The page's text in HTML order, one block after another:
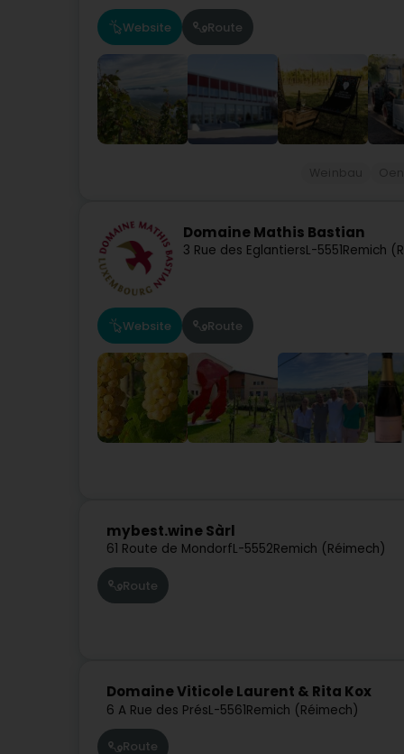
Website Route
Domaine Mathis Bastian
3 Rue des EglantiersL-5551Remich
Website Route
mybest.wine Sàrl
61 Route de MondorfL-5552Remich (Réimech)
Route
Domaine Viticole Laurent & Rita Kox
6 A Rue des PrésL-5561Remich (Réimech)
Route